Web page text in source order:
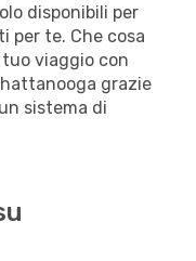
disponibili per
per te. Che cosa
viaggio con
grazie
sistema di